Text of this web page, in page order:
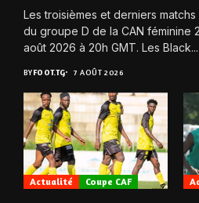
Les troisièmes et derniers
du groupe D de la CAN féminine
août 2026 à 20h GMT. Les Black...
BYFOOT.TG 7 AOÛT 2026
Actualité Coupe CAF